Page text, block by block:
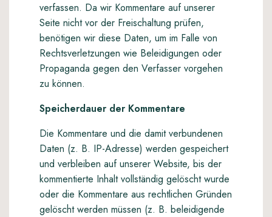
verfassen. Da wir Kommentare auf unserer
Seite nicht vor der Freischaltung prüfen,
benötigen wir diese Daten, um im Falle von
Rechtsverletzungen wie Beleidigungen oder
Propaganda gegen den Verfasser vorgehen
zu können.
Speicherdauer der Kommentare
Die Kommentare und die damit verbundenen
Daten (z. B. IP-Adresse) werden gespeichert
und verbleiben auf unserer Website, bis der
kommentierte Inhalt vollständig gelöscht wurde
oder die Kommentare aus rechtlichen Gründen
gelöscht werden müssen (z. B. beleidigende